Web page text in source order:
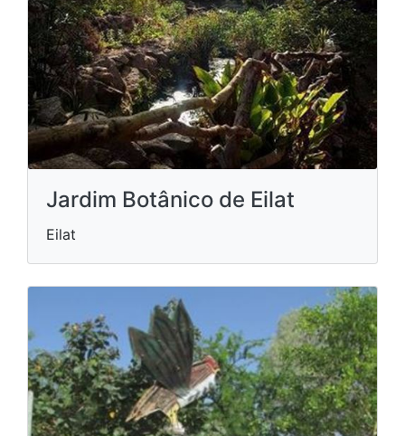
Jardim Botânico de Eilat
Eilat